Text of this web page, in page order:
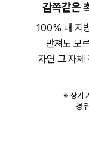
감쪽같은
100% 내 지
만져도 모
자연 그 자체
※ 상기
경